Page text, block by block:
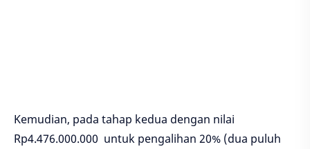
Kemudian, pada tahap kedua dengan nilai
Rp4.476.000.000 untuk pengalihan 20% (dua puluh